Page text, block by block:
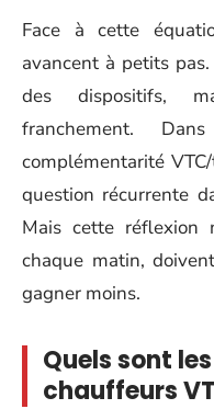
Face à cette
avancent à petits
des dispositifs,
franchement.
complémentarité
question récurrente
Mais cette
chaque matin,
gagner moins.
Quels sont
chauffeurs